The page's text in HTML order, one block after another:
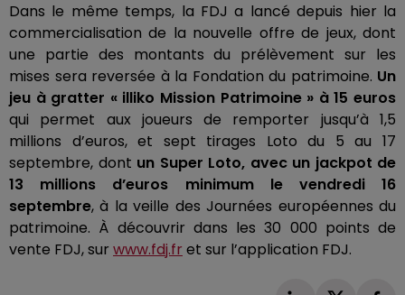
Dans le même temps, la FDJ a lancé depuis hier la
commercialisation de la nouvelle offre de jeux, dont
une partie des montants du prélèvement sur les
mises sera reversée à la Fondation du patrimoine. Un
jeu à gratter « illiko Mission Patrimoine » à 15 euros
qui permet aux joueurs de remporter jusqu’à 1,5
millions d’euros, et sept tirages Loto du 5 au 17
septembre, dont un Super Loto, avec un jackpot de
13 millions d’euros minimum le vendredi 16
septembre, à la veille des Journées européennes du
patrimoine. À découvrir dans les 30 000 points de
vente FDJ, sur www.fdj.fr et sur l’application FDJ.